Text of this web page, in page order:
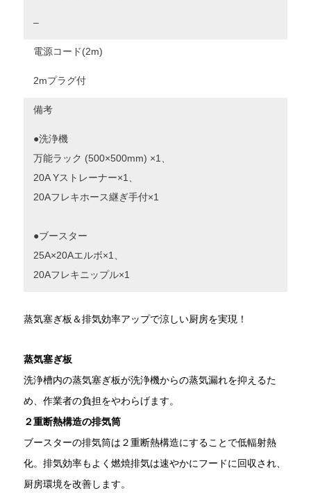
–
電源コード(2m)
2mプラグ付
備考
●洗浄機
万能ラック (500×500mm) ×1、
20A Yストレーナー×1、
20Aフレキホース継ぎ手付×1
●ブースター
25A×20Aエルボ×1、
20Aフレキニップル×1
蒸気塞ぎ板＆排気効率アップで涼しい厨房を実現！
蒸気塞ぎ板
洗浄槽内の蒸気塞ぎ板が洗浄機からの蒸気漏れを抑えるた
め、作業者の負担をやわらげます。
２重断熱構造の排気筒
ブースターの排気筒は２重断熱構造にすることで低輻射熱
化。排気効率もよく燃焼排気は速やかにフードに回収され、
厨房環境を改善します。